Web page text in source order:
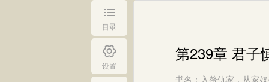
目录
设置
第239章 君子
书名：入赘仇家，从家